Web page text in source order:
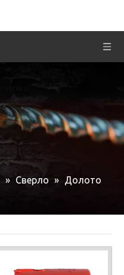
» Сверло » Долото